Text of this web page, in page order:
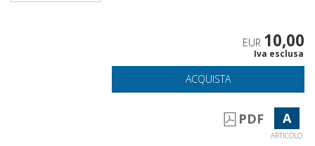
EUR 10,00
Iva esclusa
ACQUISTA
PDF A
ARTICOLO